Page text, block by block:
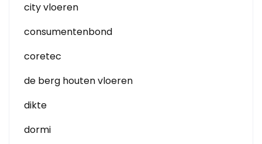
city vloeren
consumentenbond
coretec
de berg houten vloeren
dikte
dormi